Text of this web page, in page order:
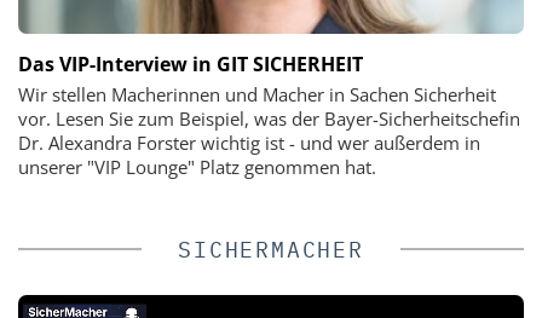
Das VIP-Interview in GIT SICHERHEIT
Wir stellen Macherinnen und Macher in Sachen Sicherheit
vor. Lesen Sie zum Beispiel, was der Bayer-Sicherheitschefin
Dr. Alexandra Forster wichtig ist - und wer außerdem in
unserer "VIP Lounge" Platz genommen hat.
SICHERMACHER